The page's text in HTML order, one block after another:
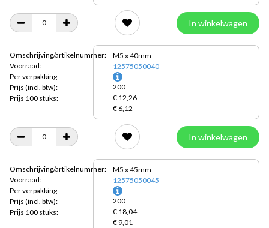
In winkelwagen
Omschrijving/artikelnummer:
Voorraad:
Per verpakking:
Prijs (incl. btw):
Prijs 100 stuks:
M5 x 40mm
12575050040
200
€ 12,26
€ 6,12
In winkelwagen
Omschrijving/artikelnummer:
Voorraad:
Per verpakking:
Prijs (incl. btw):
Prijs 100 stuks:
M5 x 45mm
12575050045
200
€ 18,04
€ 9,01